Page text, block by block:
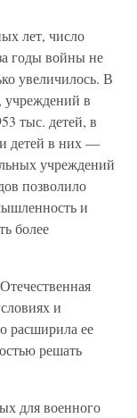
лет, число
годы войны не
увеличилось. В
учреждений в
тыс. детей, в
и детей в них —
учреждений
позволило
и
более
и
расширила ее
решать
для военного